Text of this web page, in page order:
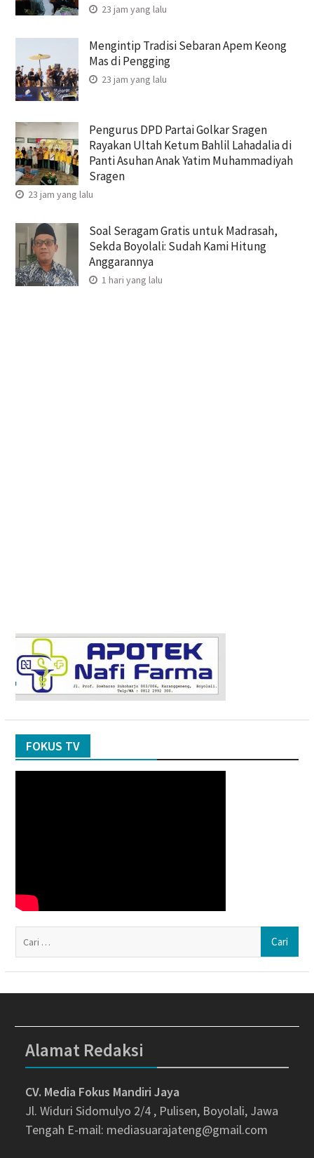
23 jam yang lalu
Mengintip Tradisi Sebaran Apem Keong
Mas di Pengging
23 jam yang lalu
Pengurus DPD Partai Golkar Sragen
Rayakan Ultah Ketum Bahlil Lahadalia di
Panti Asuhan Anak Yatim Muhammadiyah
Sragen
23 jam yang lalu
Soal Seragam Gratis untuk Madrasah,
Sekda Boyolali: Sudah Kami Hitung
Anggarannya
1 hari yang lalu
FOKUS TV
Alamat Redaksi
CV. Media Fokus Mandiri Jaya
Jl. Widuri Sidomulyo 2/4 , Pulisen, Boyolali, Jawa
Tengah E-mail: mediasuarajateng@gmail.com